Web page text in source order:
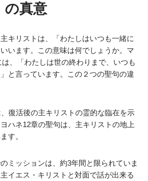
の真意
キリストは、「わたしはいつも一緒に
います。この意味は何でしょうか。マ
は、「わたしは世の終わりまで、いつも
と言っています。この２つの聖句の違
復活後の主キリストの霊的な臨在を示
ハネ12章の聖句は、主キリストの地上
す。
ミッションは、約3年間と限られていま
イエス・キリストと対面で話が出来る